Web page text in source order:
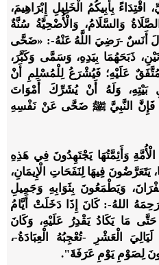
اقْتِدَاءً بِأَبِيكُمُ الْخَلِيلِ إِبْرَاهِيمَ،
وَالسَّلَامُ، وَالْأُضْحِيَّةُ سُنَّةٌ
أَنَسٌ -رَضِيَ اللَّهُ عَنْهُ-: «ضَحَّى
ذَبَحَهُمَا بِيَدِهِ، وَسَمَّى وَكَبَّرَ،
عَلَيْهِ؛ فَيُشْرَعُ لِلْمُسْلِمِ أَنْ
وَلَهُ أَنْ يُشَرِّكَ أَمْوَاتَ
فَإِنَّ النَّبِيَّ ﷺ ضَحَّى عَنْ نَفْسِهِ
وَأَئِمَّتُهَا يَجْتَهِدُونَ فِي هَذِهِ
يَتَعَرَّضُونَ فِيهَا لِنَفَحَاتِ الْإِيمَانِ،
وَيَطْمَعُونَ بِثَوَابِهِ وَجَمِيلِ
اللهُ-: كَانَ إِذَا دَخَلَتْ أَيَّامُ
حَتَّى مَا يَكَادُ يَقْدِرُ عَلَيْهِ، وَكَانَ
الْعَشْرِ -تُعْجِبُهُ الْعِبَادَةُ-،
لِصَوْمِ يَوْمِ عَرَفَةَ".